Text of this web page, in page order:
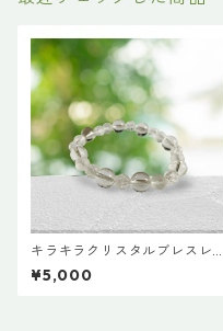
キラキラクリスタルブレスレ
ット 14cm
¥5,000